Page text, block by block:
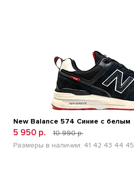
New Balance 574 Синие с белым
5 950 р.
10 990 р.
Размеры в наличии: 41 42 43 44 45